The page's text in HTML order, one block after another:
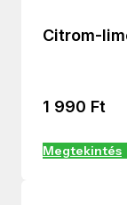
Citrom-
1 990 Ft
Megtekintés